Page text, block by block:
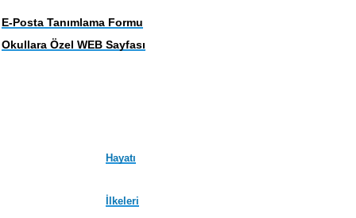
E-Posta Tanımlama Formu
Okullara Özel WEB Sayfası
Hayatı
İlkeleri